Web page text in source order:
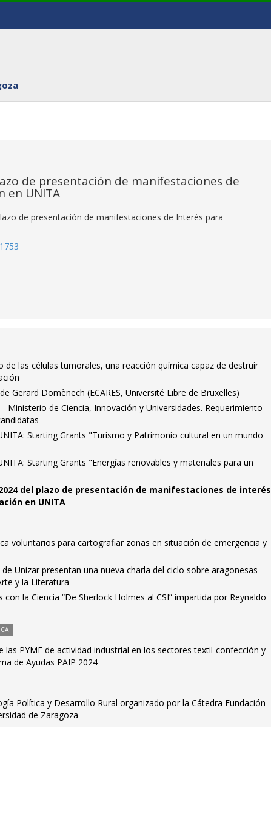
de presentación de manifestaciones de
en UNITA
de presentación de manifestaciones de Interés para
de las células tumorales, una reacción química capaz de destruir
Gerard Domènech (ECARES, Université Libre de Bruxelles)
Ministerio de Ciencia, Innovación y Universidades. Requerimiento
Starting Grants "Turismo y Patrimonio cultural en un mundo
Starting Grants "Energías renovables y materiales para un
del plazo de presentación de manifestaciones de interés
en UNITA
voluntarios para cartografiar zonas en situación de emergencia y
Unizar presentan una nueva charla del ciclo sobre aragonesas
y la Literatura
la Ciencia “De Sherlock Holmes al CSI” impartida por Reynaldo
las PYME de actividad industrial en los sectores textil-confección y
de Ayudas PAIP 2024
Política y Desarrollo Rural organizado por la Cátedra Fundación
de Zaragoza